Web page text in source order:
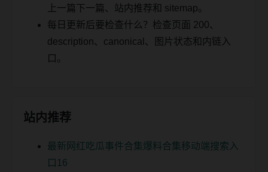
上一篇下一篇、站内推荐和 sitemap。
每日更新后要检查什么？检查页面 200、
description、canonical、图片状态和内链入
口。
站内推荐
最新网红吃瓜事件合集爆料合集移动端搜索入
口16